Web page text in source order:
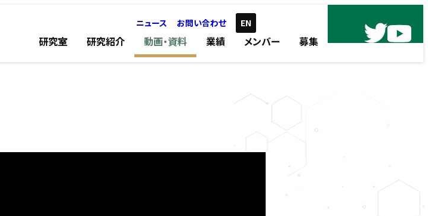
ニュース お問い合わせ EN
研究室 研究紹介 動画・資料 業績 メンバー 募集